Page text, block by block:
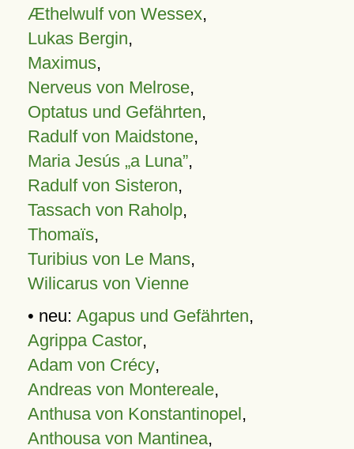
Æthelwulf von Wessex,
Lukas Bergin,
Maximus,
Nerveus von Melrose,
Optatus und Gefährten,
Radulf von Maidstone,
Maria Jesús „a Luna”,
Radulf von Sisteron,
Tassach von Raholp,
Thomaïs,
Turibius von Le Mans,
Wilicarus von Vienne
• neu: Agapus und Gefährten,
Agrippa Castor,
Adam von Crécy,
Andreas von Montereale,
Anthusa von Konstantinopel,
Anthousa von Mantinea,